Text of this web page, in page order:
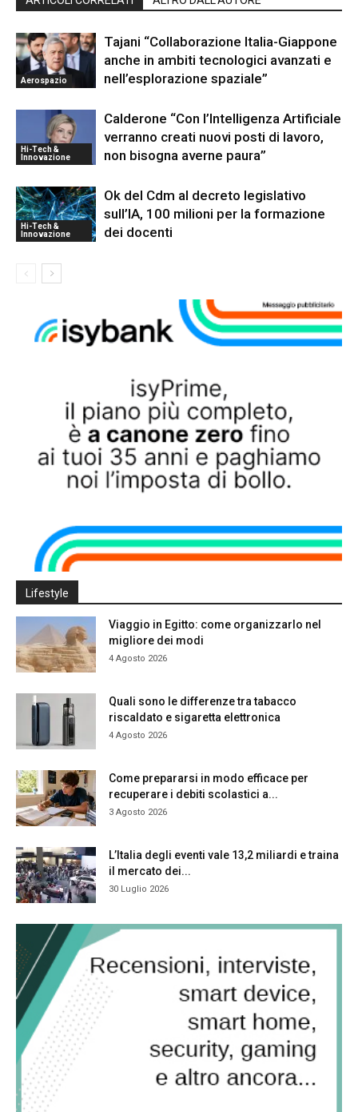
Aerospazio
Tajani “Collaborazione Italia-Giappone
anche in ambiti tecnologici avanzati e
nell’esplorazione spaziale”
Hi-Tech &
Innovazione
Calderone “Con l’Intelligenza Artificiale
verranno creati nuovi posti di lavoro,
non bisogna averne paura”
Hi-Tech &
Innovazione
Ok del Cdm al decreto legislativo
sull’IA, 100 milioni per la formazione
dei docenti
Lifestyle
Viaggio in Egitto: come organizzarlo nel
migliore dei modi
4 Agosto 2026
Quali sono le differenze tra tabacco
riscaldato e sigaretta elettronica
4 Agosto 2026
Come prepararsi in modo efficace per
recuperare i debiti scolastici a...
3 Agosto 2026
L’Italia degli eventi vale 13,2 miliardi e traina
il mercato dei...
30 Luglio 2026